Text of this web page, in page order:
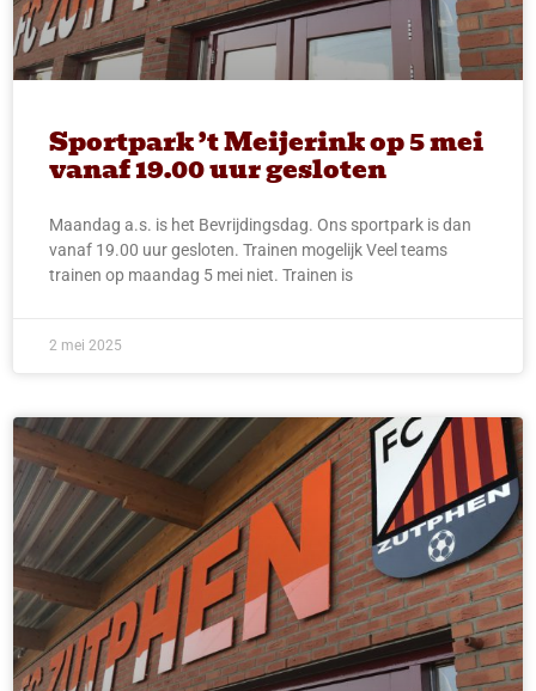
Sportpark ’t Meijerink op 5 mei
vanaf 19.00 uur gesloten
Maandag a.s. is het Bevrijdingsdag. Ons sportpark is dan
vanaf 19.00 uur gesloten. Trainen mogelijk Veel teams
trainen op maandag 5 mei niet. Trainen is
2 mei 2025